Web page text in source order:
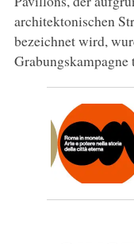
architektonischen
bezeichnet wird,